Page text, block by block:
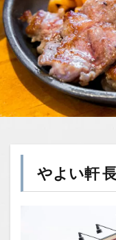
やよい軒